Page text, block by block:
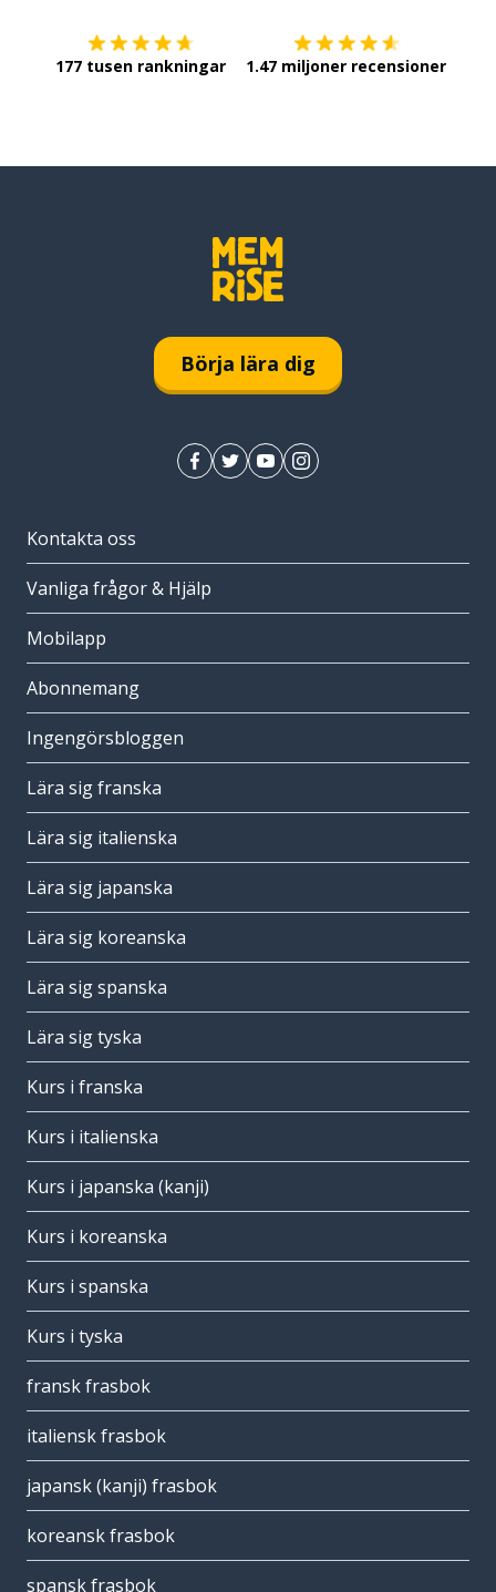
177 tusen rankningar 1.47 miljoner recensioner
Börja lära dig
Kontakta oss
Vanliga frågor & Hjälp
Mobilapp
Abonnemang
Ingengörsbloggen
Lära sig franska
Lära sig italienska
Lära sig japanska
Lära sig koreanska
Lära sig spanska
Lära sig tyska
Kurs i franska
Kurs i italienska
Kurs i japanska (kanji)
Kurs i koreanska
Kurs i spanska
Kurs i tyska
fransk frasbok
italiensk frasbok
japansk (kanji) frasbok
koreansk frasbok
spansk frasbok